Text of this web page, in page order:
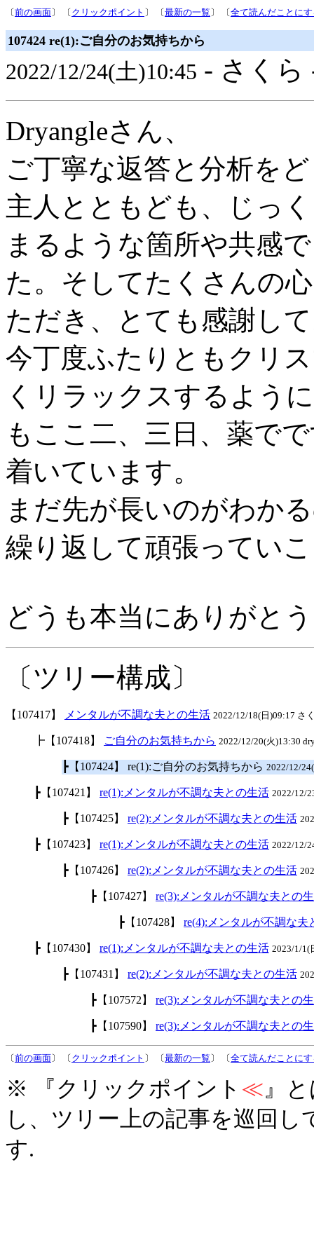
〔前の画面〕 〔 クリックポイント 〕 〔最新の一覧 〕 〔全て読んだことに
107424 re(1):ご自分のお気持ちから
2022/12/24(土)10:45 - さく
Dryangleさん、
ご丁寧な返答と分析を
主人とともども、じっ
まるような箇所や共感
た。そしてたくさんの
ただき、とても感謝し
今丁度ふたりともクリ
くリラックスするよう
もここ二、三日、薬で
着いています。
まだ先が長いのがわか
繰り返して頑張ってい
どうも本当にありがと
〔ツリー構成〕
【107417】 メンタルが不調な夫との生活 2022/12/18(日)09:17 さ
┣【107418】 ご自分のお気持ちから 2022/12/20(火)13:30
┣【107424】 re(1):ご自分のお気持ちから 2022/12/
┣【107421】 re(1):メンタルが不調な夫との生活 2022/12/
┣【107425】 re(2):メンタルが不調な夫との生活
┣【107423】 re(1):メンタルが不調な夫との生活 2022/12/
┣【107426】 re(2):メンタルが不調な夫との生活
┣【107427】 re(3):メンタルが不調な夫との
┣【107428】 re(4):メンタルが不調な夫
┣【107430】 re(1):メンタルが不調な夫との生活 2023/1/1(
┣【107431】 re(2):メンタルが不調な夫との生活
┣【107572】 re(3):メンタルが不調な夫との
┣【107590】 re(3):メンタルが不調な夫との
〔前の画面〕 〔 クリックポイント 〕 〔最新の一覧 〕 〔全て読んだことに
※ 『クリックポイント ≪』
し、ツリー上の記事を巡回
す.